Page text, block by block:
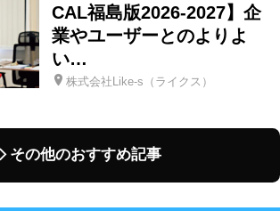
CAL福島版2026-2027】企
業やユーザーとのよりよ
い…
株式会社Like-s（ライクス）
その他のおすすめ記事